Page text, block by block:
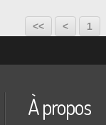
<< < 1
À propos